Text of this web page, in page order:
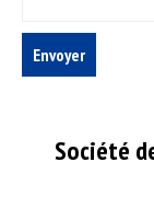
Société